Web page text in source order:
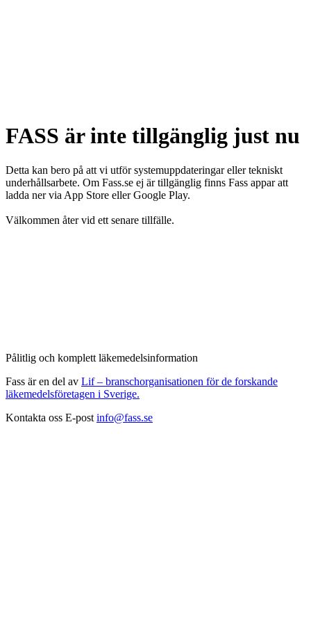
FASS är inte tillgänglig just nu
Detta kan bero på att vi utför systemuppdateringar eller tekniskt
underhållsarbete. Om Fass.se ej är tillgänglig finns Fass appar att
ladda ner via App Store eller Google Play.
Välkommen åter vid ett senare tillfälle.
Pålitlig och komplett läkemedelsinformation
Fass är en del av Lif – branschorganisationen för de forskande
läkemedelsföretagen i Sverige.
Kontakta oss E-post info@fass.se